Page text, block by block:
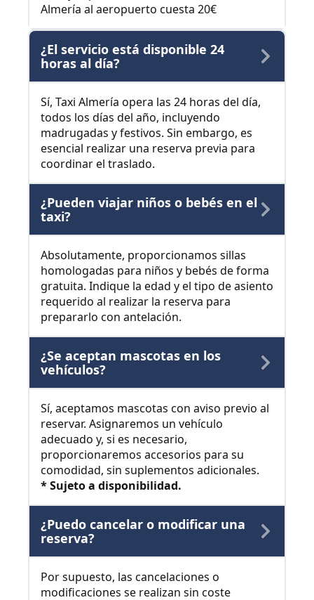
Almería al aeropuerto cuesta 20€
¿El servicio está disponible 24
horas al día?
Sí, Taxi Almería opera las 24 horas del día,
todos los días del año, incluyendo
madrugadas y festivos. Sin embargo, es
esencial realizar una reserva previa para
coordinar el traslado.
¿Pueden viajar niños o bebés en el
taxi?
Absolutamente, proporcionamos sillas
homologadas para niños y bebés de forma
gratuita. Indique la edad y el tipo de asiento
requerido al realizar la reserva para
prepararlo con antelación.
¿Se aceptan mascotas en los
vehículos?
Sí, aceptamos mascotas con aviso previo al
reservar. Asignaremos un vehículo
adecuado y, si es necesario,
proporcionaremos accesorios para su
comodidad, sin suplementos adicionales.
* Sujeto a disponibilidad.
¿Puedo cancelar o modificar una
reserva?
Por supuesto, las cancelaciones o
modificaciones se realizan sin coste